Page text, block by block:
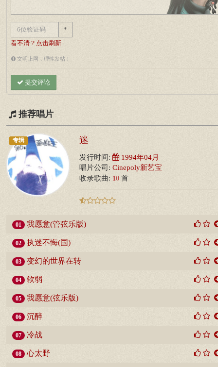
*
看不清？点击刷新
文明上网，理性发帖！
提交评论
推荐唱片
专辑 迷
发行时间: 1994年04月
唱片公司: Cinepoly新艺宝
收录歌曲: 10 首
01 我愿意(管弦乐版)
02 执迷不悔(国)
03 变幻的世界在转
04 软弱
05 我愿意(弦乐版)
06 沉醉
07 冷战
08 心太野